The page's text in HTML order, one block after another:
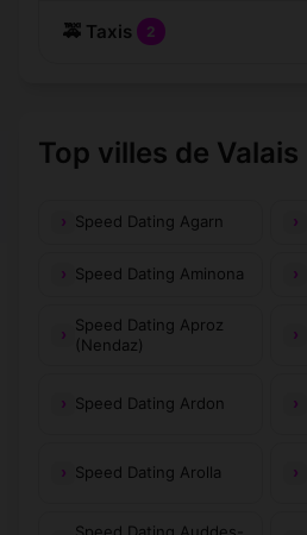
🚕 Taxis 2
Top villes de Valais
Speed Dating Agarn
Speed Dating Aminona
Speed Dating Aproz
(Nendaz)
Speed Dating Ardon
Speed Dating Arolla
Speed Dating Auddes-